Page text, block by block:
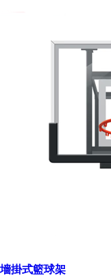
墻掛式籃球架